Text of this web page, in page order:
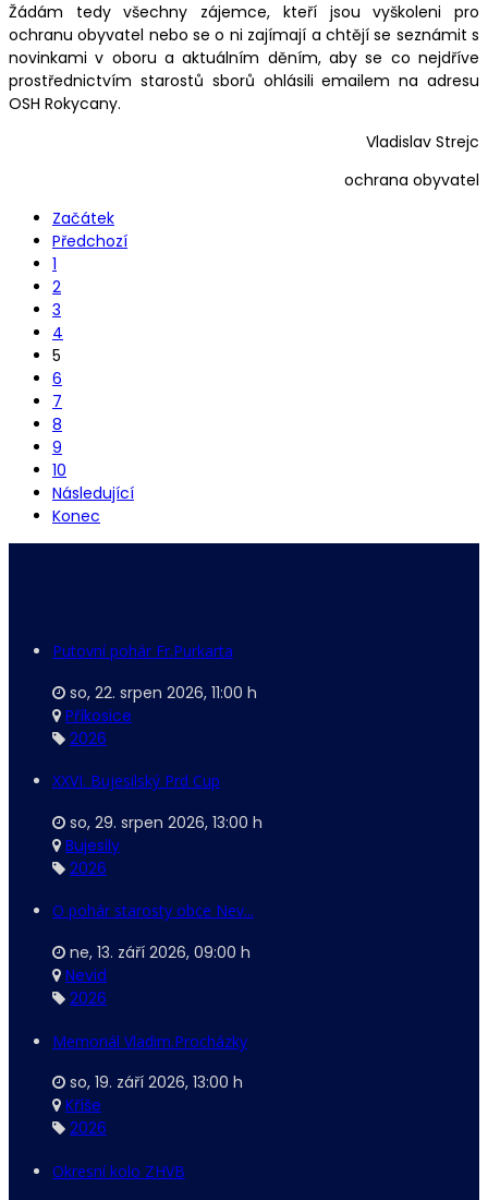
Žádám tedy všechny zájemce, kteří jsou vyškoleni pro
ochranu obyvatel nebo se o ni zajímají a chtějí se seznámit s
novinkami v oboru a aktuálním děním, aby se co nejdříve
prostřednictvím starostů sborů ohlásili emailem na adresu
OSH Rokycany.
Vladislav Strejc
ochrana obyvatel
Začátek
Předchozí
1
2
3
4
5
6
7
8
9
10
Následující
Konec
Putovní pohár Fr.Purkarta
so, 22. srpen 2026, 11:00 h
Příkosice
2026
XXVI. Bujesilský Prd Cup
so, 29. srpen 2026, 13:00 h
Bujesily
2026
O pohár starosty obce Nev...
ne, 13. září 2026, 09:00 h
Nevid
2026
Memoriál Vladim.Procházky
so, 19. září 2026, 13:00 h
Kříše
2026
Okresní kolo ZHVB